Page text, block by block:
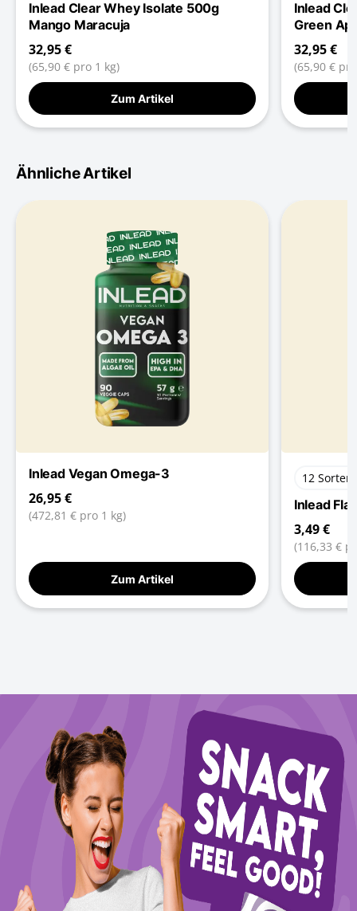
Inlead Clear Whey Isolate 500g
Mango Maracuja
32,95 €
(65,90 € pro 1 kg)
Zum Artikel
Inlead
Green
32,95 €
(65,90 €
Ähnliche Artikel
Inlead Vegan Omega-3
26,95 €
(472,81 € pro 1 kg)
Zum Artikel
12 Sorten
Inlead
3,49 €
(116,33 €